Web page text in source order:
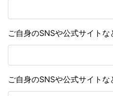
ご自身のSNSや公式サイトな
ご自身のSNSや公式サイトな